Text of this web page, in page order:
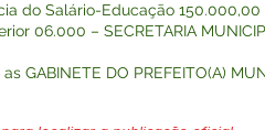
do Salário-Educação 150.000,00
06.000 – SECRETARIA
DO PREFEITO(A)